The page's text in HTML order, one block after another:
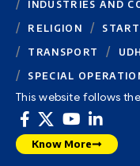
INDUSTRIES AND
RELIGION
TRANSPORT
UDH
SPECIAL
This website follows
Know More